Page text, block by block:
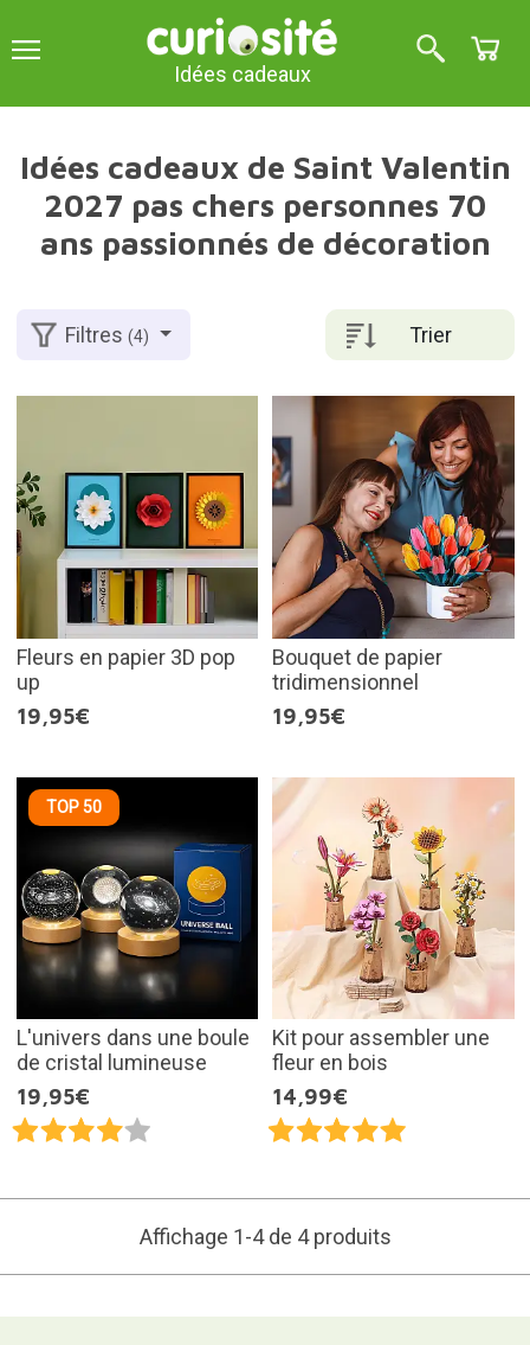
Idées cadeaux
Idées cadeaux de Saint Valentin
2027 pas chers personnes 70
ans passionnés de décoration
Trier
Filtres(4)
Fleurs en papier 3D pop
up
19,95€
Bouquet de papier
tridimensionnel
19,95€
TOP 50
L'univers dans une boule
de cristal lumineuse
19,95€
Kit pour assembler une
fleur en bois
14,99€
Affichage 1-4 de 4 produits